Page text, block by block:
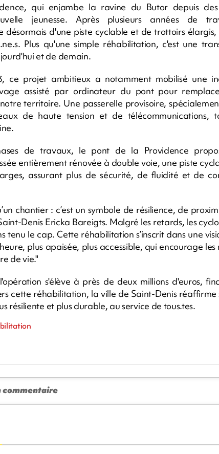
qui enjambe la ravine du Butor depuis des
jeunesse. Après plusieurs années de
désormais d'une piste cyclable et de trottoirs
Plus qu'une simple réhabilitation, c'est une
et de demain.
ce projet ambitieux a notamment mobilisé une
assisté par ordinateur du pont pour
territoire. Une passerelle provisoire,
de haute tension et de télécommunications,
de travaux, le pont de la Providence
entièrement rénovée à double voie, une piste
assurant plus de sécurité, de fluidité et de
chantier : c’est un symbole de résilience, de
Denis Ericka Bareigts. Malgré les retards, les
tenu le cap. Cette réhabilitation s’inscrit dans une
plus apaisée, plus accessible, qui encourage
de vie."
s'élève à près de deux millions d'euros,
cette réhabilitation, la ville de Saint-Denis
résiliente et plus durable, au service de tous.tes.